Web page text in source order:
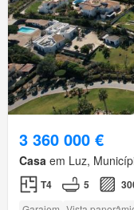
3 360 000 €
Casa em Luz,
T4 5